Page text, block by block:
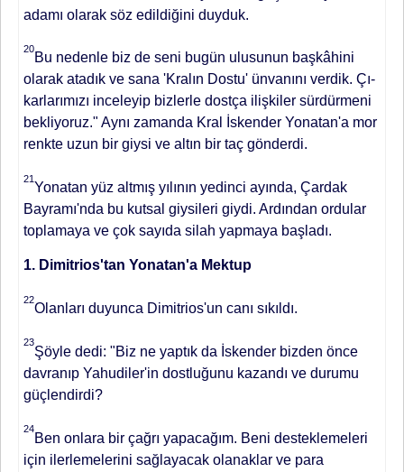
adamı olarak söz edildiğini duyduk.
20
Bu nedenle biz de seni bugün ulu­sunun başkâhini
olarak atadık ve sana 'Kralın Dostu' ünvanını verdik. Çı­
karlarımızı inceleyip bizlerle dostça iliş­kiler sürdürmeni
bekliyoruz." Aynı za­manda Kral İskender Yonatan'a mor
renkte uzun bir giysi ve altın bir taç gönderdi.
21
Yonatan yüz altmış yılının ye­dinci ayında, Çardak
Bayramı'nda bu kutsal giysileri giydi. Ardından ordu­lar
toplamaya ve çok sayıda silah yap­maya başladı.
1. Dimitrios'tan Yonatan'a Mektup
22
Olanları duyunca Dimitrios'un canı sıkıldı.
23
Şöyle dedi: "Biz ne yap­tık da İskender bizden önce
davranıp Yahudiler'in dostluğunu kazandı ve durumu
güçlendirdi?
24
Ben onlara bir çağrı yapacağım. Beni desteklemeleri
için ilerlemelerini sağlayacak olanak­lar ve para